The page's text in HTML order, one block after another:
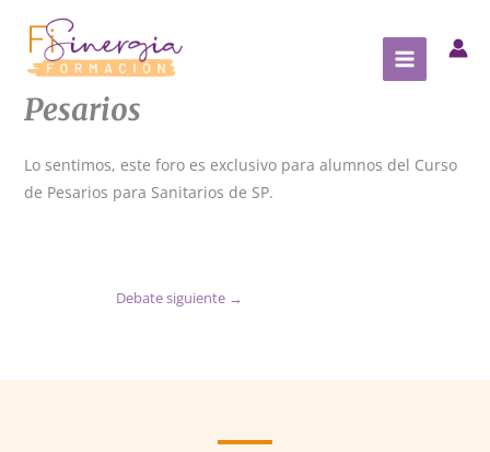
contenido
Pesarios
Lo sentimos, este foro es exclusivo para alumnos del Curso
de Pesarios para Sanitarios de SP.
Debate siguiente →